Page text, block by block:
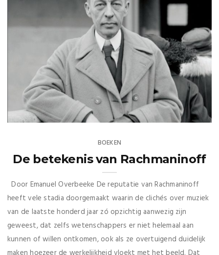
BOEKEN
De betekenis van Rachmaninoff
Door Emanuel Overbeeke De reputatie van Rachmaninoff
heeft vele stadia doorgemaakt waarin de clichés over muziek
van de laatste honderd jaar zó opzichtig aanwezig zijn
geweest, dat zelfs wetenschappers er niet helemaal aan
kunnen of willen ontkomen, ook als ze overtuigend duidelijk